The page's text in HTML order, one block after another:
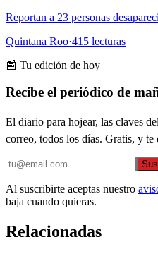
Reportan a 23 personas
Quintana Roo·415 lecturas
📰 Tu edición de hoy
Recibe el periódico de
El diario para hojear, las claves
correo, todos los días. Gratis, y te
Al suscribirte aceptas nuestro
baja cuando quieras.
Relacionadas